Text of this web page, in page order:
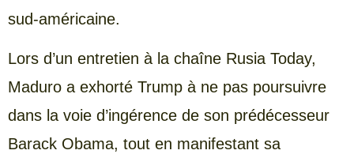
sud-américaine.
Lors d’un entretien à la chaîne Rusia Today,
Maduro a exhorté Trump à ne pas poursuivre
dans la voie d’ingérence de son prédécesseur
Barack Obama, tout en manifestant sa